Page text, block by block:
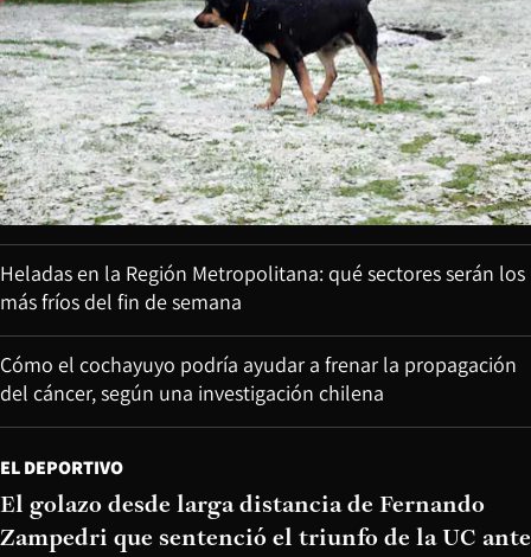
Heladas en la Región Metropolitana: qué sectores serán los
más fríos del fin de semana
Cómo el cochayuyo podría ayudar a frenar la propagación
del cáncer, según una investigación chilena
EL DEPORTIVO
El golazo desde larga distancia de Fernando
Zampedri que sentenció el triunfo de la UC ante